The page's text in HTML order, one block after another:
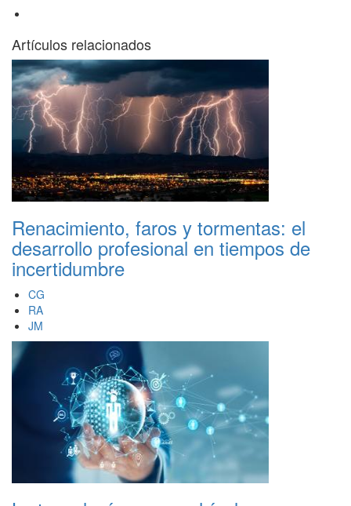
Artículos relacionados
Renacimiento, faros y tormentas: el
desarrollo profesional en tiempos de
incertidumbre
CG
RA
JM